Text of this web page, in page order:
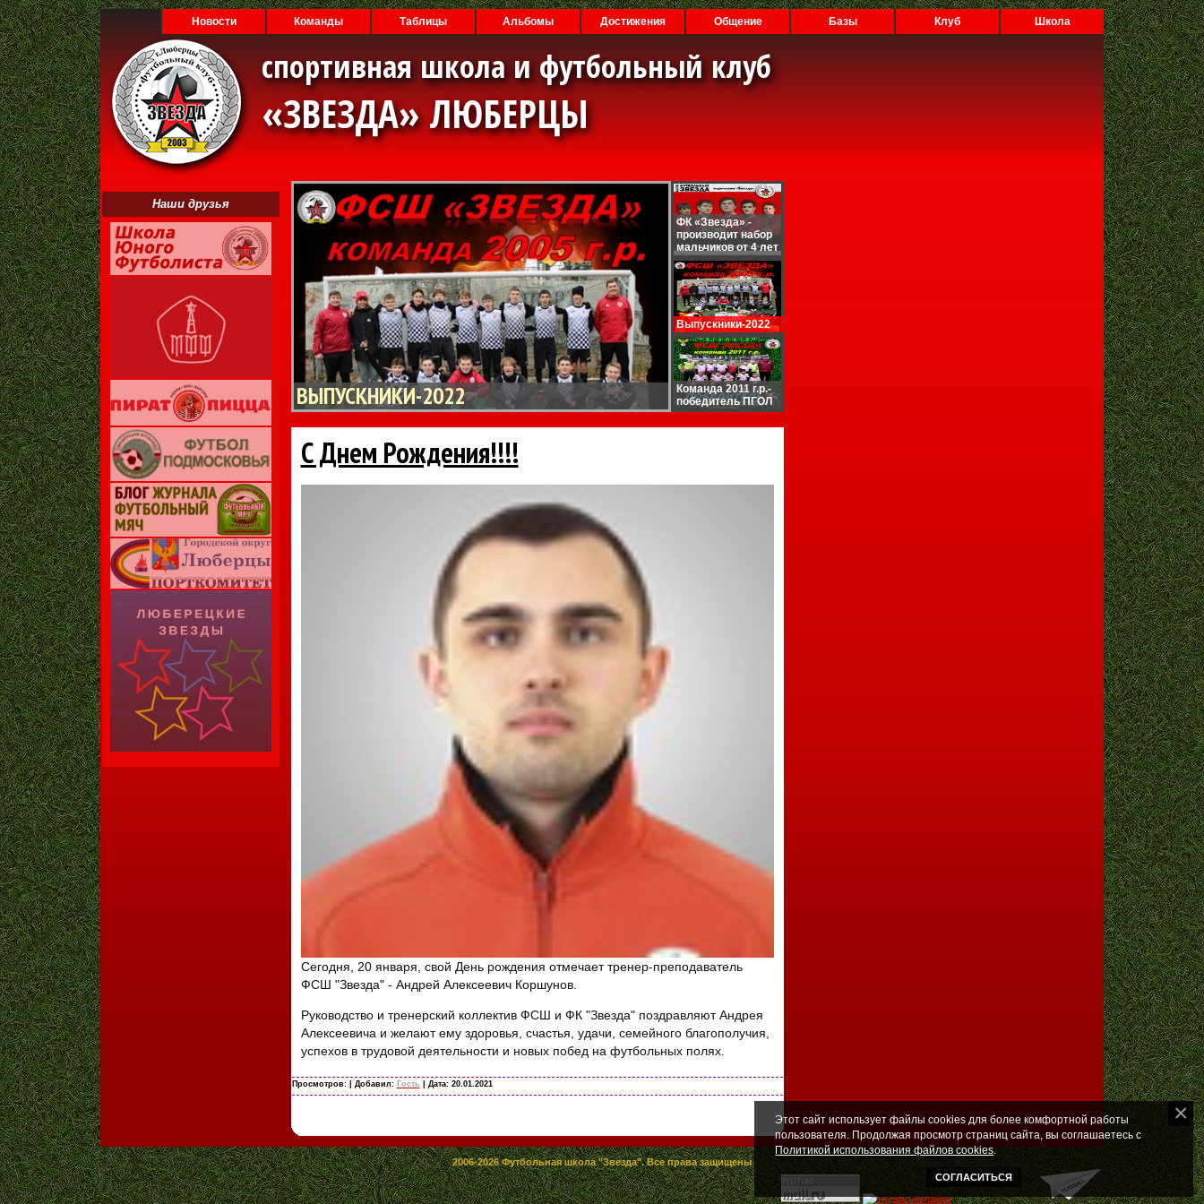
Новости Команды Таблицы Альбомы Достижения Общение Базы Клуб Школа
спортивная школа и футбольный клуб
«ЗВЕЗДА» ЛЮБЕРЦЫ
Наши друзья
ВЫПУСКНИКИ-2022
ФК «Звезда» -
производит набор
мальчиков от 4 лет
Выпускники-2022
Команда 2011 г.р.-
победитель ПГОЛ
С Днем Рождения!!!!
Сегодня, 20 января, свой День рождения отмечает тренер-преподаватель
ФСШ "Звезда" - Андрей Алексеевич Коршунов.
Руководство и тренерский коллектив ФСШ и ФК "Звезда" поздравляют Андрея
Алексеевича и желают ему здоровья, счастья, удачи, семейного благополучия,
успехов в трудовой деятельности и новых побед на футбольных полях.
Просмотров: | Добавил: Гость | Дата: 20.01.2021
2006-2026 Футбольная школа "Звезда". Все права защищены
Этот сайт использует файлы cookies для более комфортной работы
пользователя. Продолжая просмотр страниц сайта, вы соглашаетесь с
Политикой использования файлов cookies.
СОГЛАСИТЬСЯ